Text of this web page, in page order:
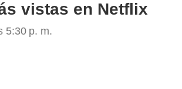
vistas en Netflix
5:30 p. m.
SensaCine